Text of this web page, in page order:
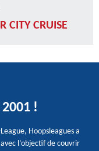
CITY CRUISE
2001 !
Hoopsleagues a
l’objectif de couvrir